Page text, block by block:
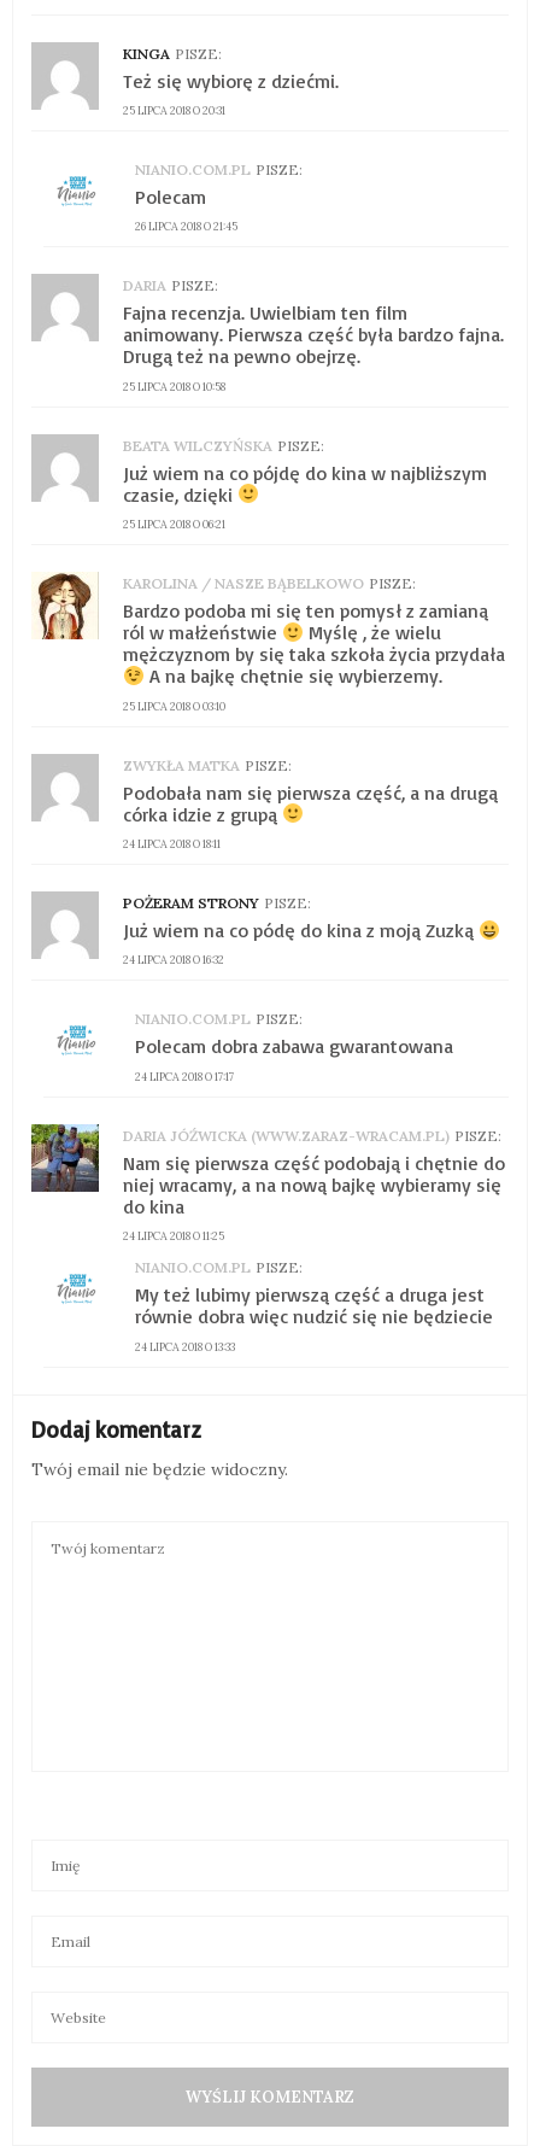
KINGA PISZE:
25 LIPCA 2018 O 20:31
Też się wybiorę z dziećmi.
NIANIO.COM.PL PISZE:
26 LIPCA 2018 O 21:45
Polecam
DARIA PISZE:
25 LIPCA 2018 O 10:58
Fajna recenzja. Uwielbiam ten film
animowany. Pierwsza część była bardzo fajna.
Drugą też na pewno obejrzę.
BEATA WILCZYŃSKA PISZE:
25 LIPCA 2018 O 06:21
Już wiem na co pójdę do kina w najbliższym
czasie, dzięki
KAROLINA / NASZE BĄBELKOWO PISZE:
25 LIPCA 2018 O 03:10
Bardzo podoba mi się ten pomysł z zamianą
ról w małżeństwie
Myślę , że wielu
mężczyznom by się taka szkoła życia przydała
A na bajkę chętnie się wybierzemy.
ZWYKŁA MATKA PISZE:
24 LIPCA 2018 O 18:11
Podobała nam się pierwsza część, a na drugą
córka idzie z grupą
POŻERAM STRONY PISZE:
24 LIPCA 2018 O 16:32
Już wiem na co pódę do kina z moją Zuzką
NIANIO.COM.PL PISZE:
24 LIPCA 2018 O 17:17
Polecam dobra zabawa gwarantowana
DARIA JÓŹWICKA (WWW.ZARAZ-WRACAM.PL) PISZE:
24 LIPCA 2018 O 11:25
Nam się pierwsza część podobają i chętnie do
niej wracamy, a na nową bajkę wybieramy się
do kina
NIANIO.COM.PL PISZE:
24 LIPCA 2018 O 13:33
My też lubimy pierwszą część a druga jest
równie dobra więc nudzić się nie będziecie
Dodaj komentarz
Twój email nie będzie widoczny.